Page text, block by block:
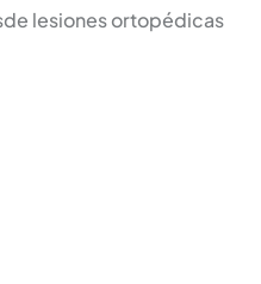
lesiones ortopédicas